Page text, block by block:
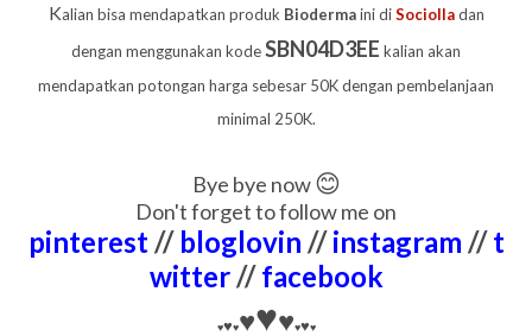
Kalian bisa mendapatkan produk Biodermaini diSociolladan
dengan menggunakan kodeSBN04D3EE kalian akan
mendapatkan potongan harga sebesar 50K dengan pembelanjaan
minimal 250K.
Bye bye now😊
Don't forget to follow me on
pinterest// bloglovin //instagram //t
witter//facebook
♥♥♥♥♥♥♥♥♥